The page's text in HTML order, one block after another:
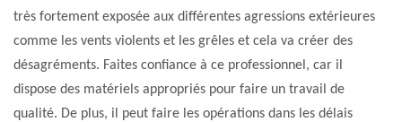
très fortement exposée aux différentes agressions extérieures
comme les vents violents et les grêles et cela va créer des
désagréments. Faites confiance à ce professionnel, car il
dispose des matériels appropriés pour faire un travail de
qualité. De plus, il peut faire les opérations dans les délais